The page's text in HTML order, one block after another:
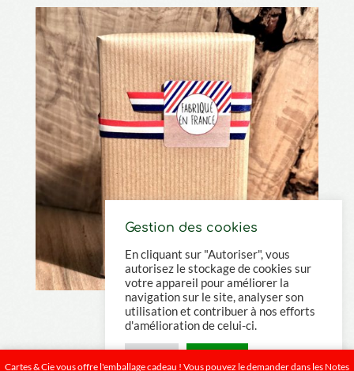
Cartes & Cie vous offre l'emballage cadeau ! Vous pouvez le demander dans les Notes
Gestion des cookies
En cliquant sur "Autoriser", vous
autorisez le stockage de cookies sur
votre appareil pour améliorer la
navigation sur le site, analyser son
utilisation et contribuer à nos efforts
d'amélioration de celui-ci.